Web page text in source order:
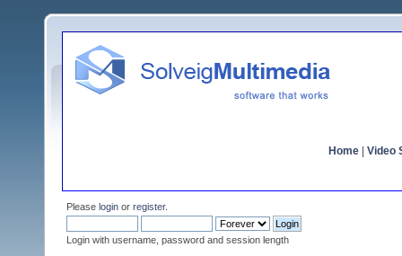
Home Video
Please login or register.
Login with username, password and session length